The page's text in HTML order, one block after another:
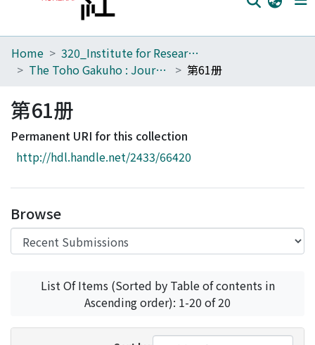
Home
Browse
Download Ranking
Access Statistics
Home
320_Institute for Research in Humanities
The Toho Gakuho : Journal of Oriental Studies, Kyoto
第61册
第61册
Permanent URI for this collection
http://hdl.handle.net/2433/66420
Browse
List Of Items (Sorted by Table of contents in
Ascending order): 1-20 of 20